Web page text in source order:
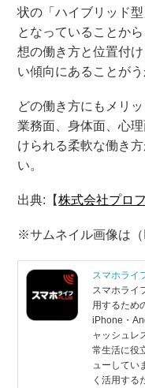
状の「ハイブリッド
となっていることか
想の働き方と位置付
い傾向にあることがう
どの働き方にもメリ
業務面、身体面、心
けられる柔軟な働き
い。
出典:【株式会社プロ
※サムネイル画像は（
スマホライ
スマホライ
用するため
iPhone・
ャッシュレ
常生活に役
ューしてい
く活用する